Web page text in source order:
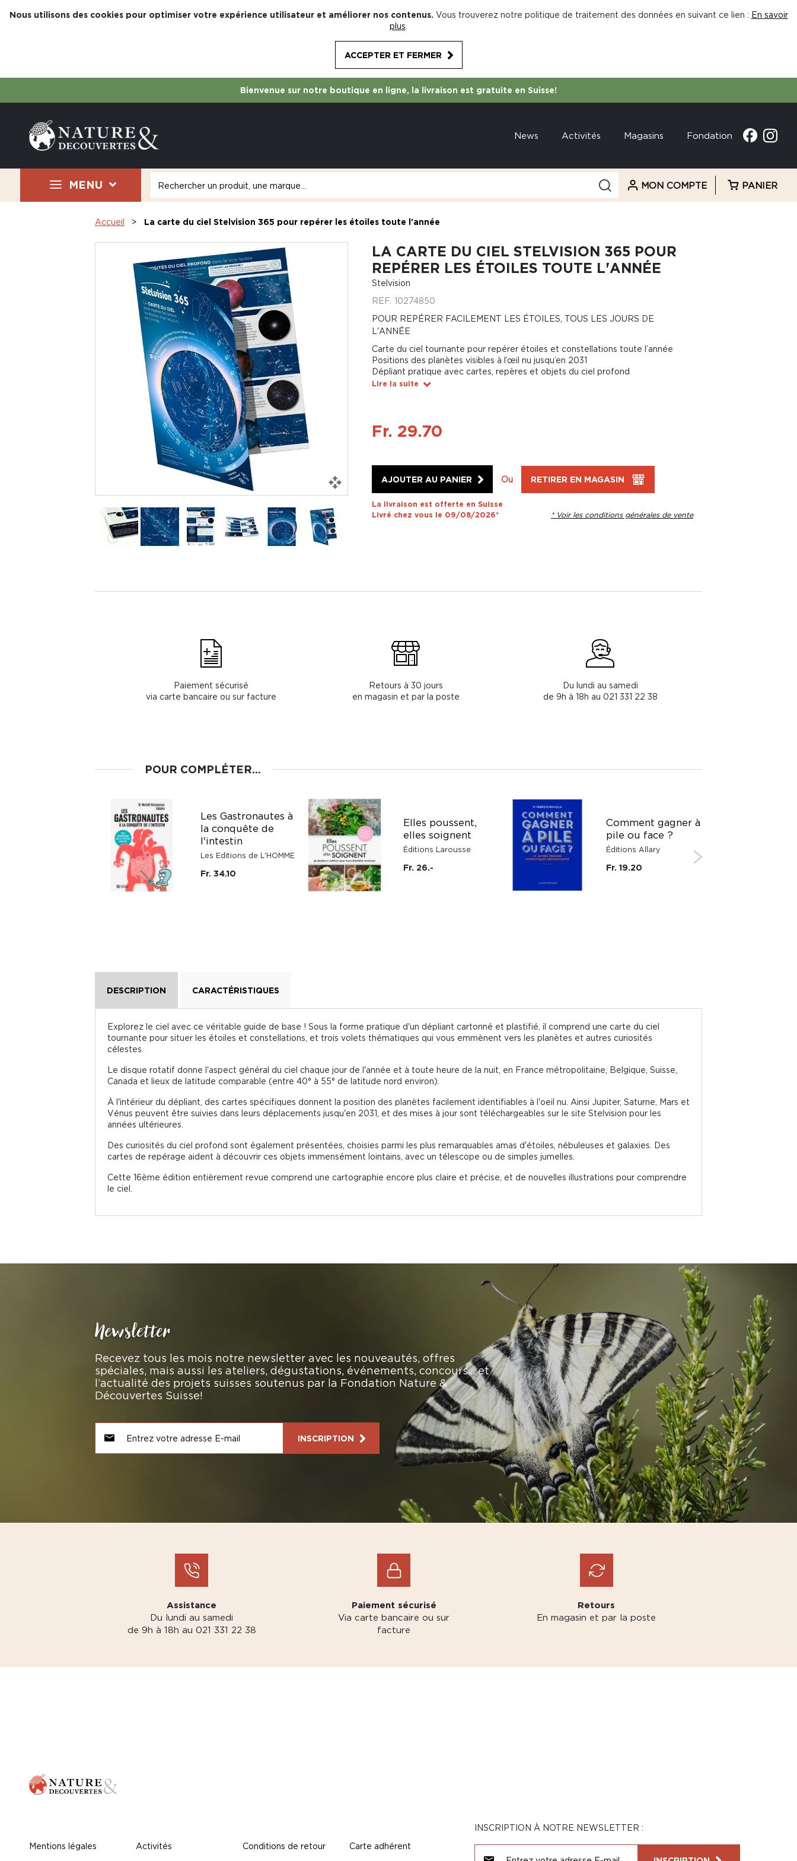
Nous utilisons des cookies pour optimiser votre expérience utilisateur et améliorer nos contenus. Vous trouverez notre politique de traitement des données en suivant ce lien : En savoir
plus
ACCEPTER ET FERMER
Bienvenue sur notre boutique en ligne, la livraison est gratuite en Suisse!
News Activités Magasins Fondation
MENU MON COMPTE PANIER
Accueil La carte du ciel Stelvision 365 pour repérer les étoiles toute l'année
LA CARTE DU CIEL STELVISION 365 POUR
REPÉRER LES ÉTOILES TOUTE L'ANNÉE
Stelvision
REF. 10274850
POUR REPÉRER FACILEMENT LES ÉTOILES, TOUS LES JOURS DE
L'ANNÉE
Carte du ciel tournante pour repérer étoiles et constellations toute l’année
Positions des planètes visibles à l’œil nu jusqu’en 2031
Dépliant pratique avec cartes, repères et objets du ciel profond
Lire la suite
Fr. 29.70
AJOUTER AU PANIER Ou RETIRER EN MAGASIN
La livraison est offerte en Suisse
Livré chez vous le 09/08/2026*
* Voir les conditions générales de vente
Paiement sécurisé
via carte bancaire ou sur facture
Retours à 30 jours
en magasin et par la poste
Du lundi au samedi
de 9h à 18h au 021 331 22 38
POUR COMPLÉTER...
Les Gastronautes à
la conquête de
l'intestin
Les Editions de L'HOMME
Fr. 34.10
Elles poussent,
elles soignent
Éditions Larousse
Fr. 26.-
Comment gagner à
pile ou face ?
Éditions Allary
Fr. 19.20
DESCRIPTION CARACTÉRISTIQUES
Explorez le ciel avec ce véritable guide de base ! Sous la forme pratique d'un dépliant cartonné et plastifié, il comprend une carte du ciel
tournante pour situer les étoiles et constellations, et trois volets thématiques qui vous emmènent vers les planètes et autres curiosités
célestes.
Le disque rotatif donne l'aspect général du ciel chaque jour de l'année et à toute heure de la nuit, en France métropolitaine, Belgique, Suisse,
Canada et lieux de latitude comparable (entre 40° à 55° de latitude nord environ).
À l'intérieur du dépliant, des cartes spécifiques donnent la position des planètes facilement identifiables à l'oeil nu. Ainsi Jupiter, Saturne, Mars et
Vénus peuvent être suivies dans leurs déplacements jusqu'en 2031, et des mises à jour sont téléchargeables sur le site Stelvision pour les
années ultérieures.
Des curiosités du ciel profond sont également présentées, choisies parmi les plus remarquables amas d'étoiles, nébuleuses et galaxies. Des
cartes de repérage aident à découvrir ces objets immensément lointains, avec un télescope ou de simples jumelles.
Cette 16ème édition entièrement revue comprend une cartographie encore plus claire et précise, et de nouvelles illustrations pour comprendre
le ciel.
Newsletter
Recevez tous les mois notre newsletter avec les nouveautés, offres
spéciales, mais aussi les ateliers, dégustations, événements, concours… et
l’actualité des projets suisses soutenus par la Fondation Nature &
Découvertes Suisse!
INSCRIPTION
Assistance
Du lundi au samedi
de 9h à 18h au 021 331 22 38
Paiement sécurisé
Via carte bancaire ou sur
facture
Retours
En magasin et par la poste
Mentions légales Activités Conditions de retour Carte adhérent
INSCRIPTION À NOTRE NEWSLETTER :